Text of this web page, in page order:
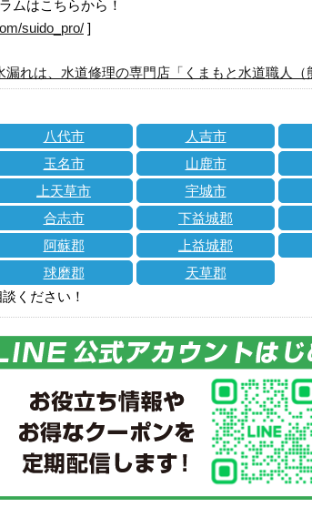
ムはこちらから！
suido_pro/ ]
れは、水道修理の専門店「くまもと水道職人（
八代市 人吉市
玉名市 山鹿市
上天草市 宇城市
合志市 下益城郡
阿蘇郡 上益城郡
球磨郡
天草郡
ください！